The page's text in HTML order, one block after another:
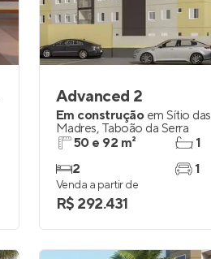
Advanced 2
Em construção em Sítio das
Madres, Taboão da Serra
50 e 92 m²
2
1
1
Venda a partir de
R$ 292.431